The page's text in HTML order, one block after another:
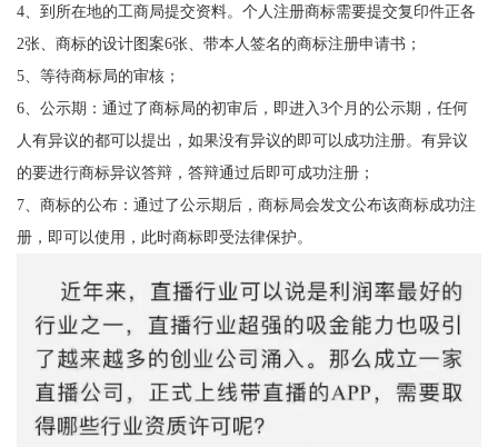
4、到所在地的工商局提交资料。个人注册商标需要提交复印件正各
2张、商标的设计图案6张、带本人签名的商标注册申请书；
5、等待商标局的审核；
6、公示期：通过了商标局的初审后，即进入3个月的公示期，任何
人有异议的都可以提出，如果没有异议的即可以成功注册。有异议
的要进行商标异议答辩，答辩通过后即可成功注册；
7、商标的公布：通过了公示期后，商标局会发文公布该商标成功注
册，即可以使用，此时商标即受法律保护。